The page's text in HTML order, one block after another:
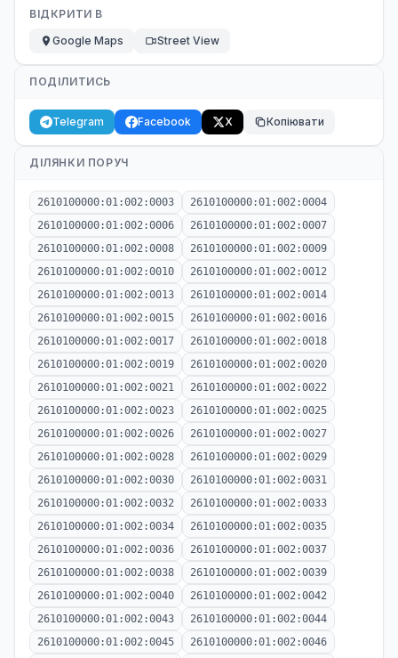
ВІДКРИТИ В
Google Maps
Street View
ПОДІЛИТИСЬ
Telegram Facebook X Копіювати
ДІЛЯНКИ ПОРУЧ
2610100000:01:002:0003
2610100000:01:002:0004
2610100000:01:002:0006
2610100000:01:002:0007
2610100000:01:002:0008
2610100000:01:002:0009
2610100000:01:002:0010
2610100000:01:002:0012
2610100000:01:002:0013
2610100000:01:002:0014
2610100000:01:002:0015
2610100000:01:002:0016
2610100000:01:002:0017
2610100000:01:002:0018
2610100000:01:002:0019
2610100000:01:002:0020
2610100000:01:002:0021
2610100000:01:002:0022
2610100000:01:002:0023
2610100000:01:002:0025
2610100000:01:002:0026
2610100000:01:002:0027
2610100000:01:002:0028
2610100000:01:002:0029
2610100000:01:002:0030
2610100000:01:002:0031
2610100000:01:002:0032
2610100000:01:002:0033
2610100000:01:002:0034
2610100000:01:002:0035
2610100000:01:002:0036
2610100000:01:002:0037
2610100000:01:002:0038
2610100000:01:002:0039
2610100000:01:002:0040
2610100000:01:002:0042
2610100000:01:002:0043
2610100000:01:002:0044
2610100000:01:002:0045
2610100000:01:002:0046